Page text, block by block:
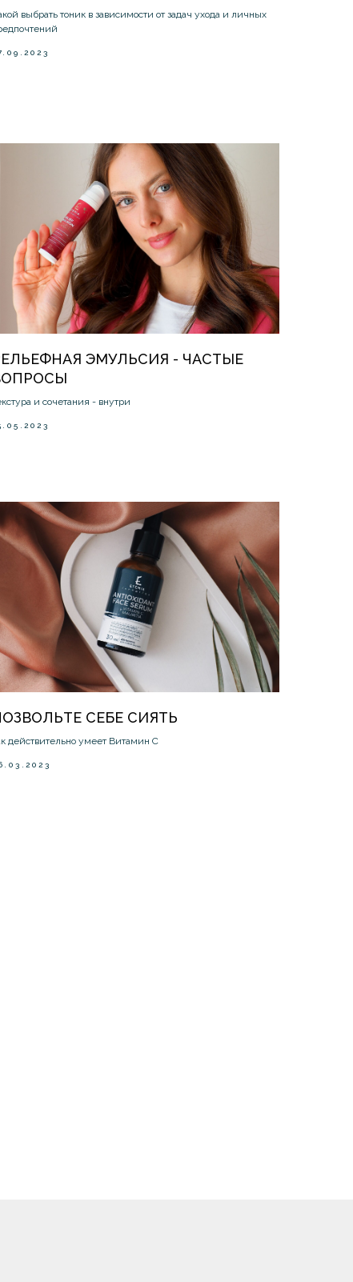
выбрать тоник в зависимости от задач ухода и личных
ЭМУЛЬСИЯ - ЧАСТЫЕ
и сочетания - внутри
СЕБЕ СИЯТЬ
действительно умеет Витамин С